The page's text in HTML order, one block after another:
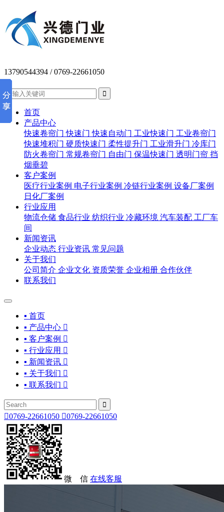
13790544394 / 0769-22661050

首页
产品中心
快速卷帘门 快速门 快速自动门 工业快速门 工业卷帘门
快速堆积门 硬质快速门 柔性提升门 工业滑升门 冷库门
防火卷帘门 常规卷帘门 自由门 保温快速门 透明门帘 挡
烟垂碧
客户案例
医疗行业案例 电子行业案例 冷链行业案例 设备厂案例
日化厂案例
行业应用
物流仓储 食品行业 纺织行业 冷藏环境 汽车装配 工厂车
间
新闻资讯
企业动态 行业资讯 常见问题
关于我们
公司简介 企业文化 资质荣誉 企业相册 合作伙伴
联系我们
▪ 首页
▪ 产品中心 
▪ 客户案例 
▪ 行业应用 
▪ 新闻资讯 
▪ 关于我们 
▪ 联系我们 

0769-22661050 0769-22661050
微 信 在线客服